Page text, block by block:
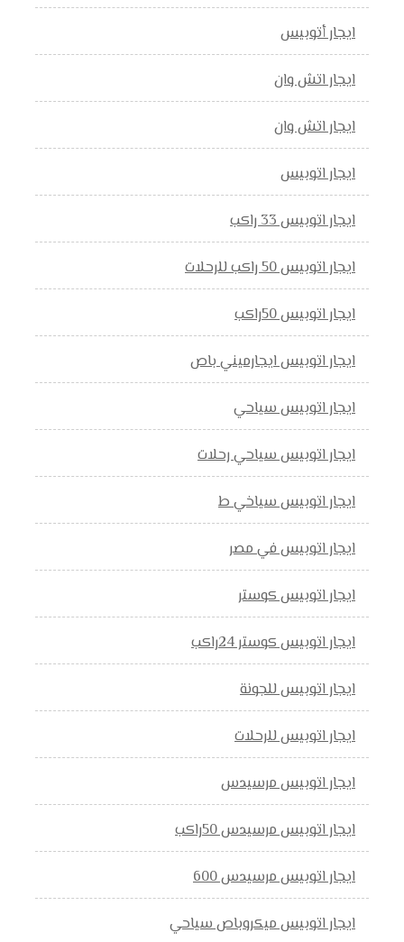
ايجار أتوبيس
ايجار اتش وان
ايجار اتش وان
ايجار اتوبيس
ايجار اتوبيس 33 راكب
ايجار اتوبيس 50 راكب للرحلات
ايجار اتوبيس 50راكب
ايجار اتوبيس ايجارميني باص
ايجار اتوبيس سياحي
ايجار اتوبيس سياحي رحلات
ايجار اتوبيس سياخي ط
ايجار اتوبيس في مصر
ايجار اتوبيس كوستر
ايجار اتوبيس كوستر 24راكب
ايجار اتوبيس للجونة
ايجار اتوبيس للرحلات
ايجار اتوبيس مرسيدس
ايجار اتوبيس مرسيدس 50راكب
ايجار اتوبيس مرسيدس 600
ايجار اتوبيس ميكروباص سياحي